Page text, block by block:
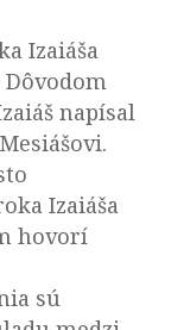
Izaiáša
Dôvodom
napísal
Izaiáša
hovorí
sú